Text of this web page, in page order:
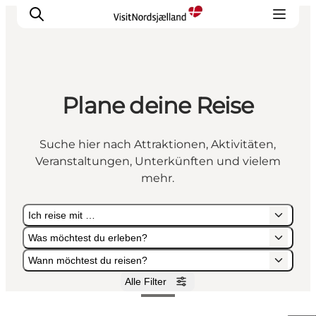
Highlights
Erlebnisse
Geschmack
Reiseplanung
Plane deine Reise
Suche hier nach Attraktionen, Aktivitäten,
Veranstaltungen, Unterkünften und vielem
mehr.
Ich reise mit …
Was möchtest du erleben?
Wann möchtest du reisen?
Alle Filter